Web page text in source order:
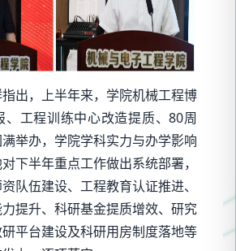
出，上半年来，学院机械工程博
、工程训练中心改造提质、80周
举办，学院学科实力与办学影响
下半年重点工作做出系统部署，
队伍建设、工程教育认证推进、
提升、科研基金提质增效、研究
平台建设及科研用房制度落地等